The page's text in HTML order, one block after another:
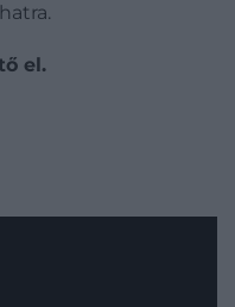
el.